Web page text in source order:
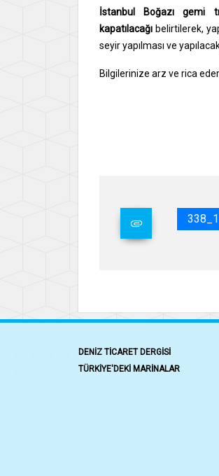
İstanbul Boğazı gemi
kapatılacağı belirtilerek,
seyir yapılması ve
Bilgilerinize arz ve rica
DENİZ TİCARET DERGİSİ
TÜRKİYE'DEKİ MARİNALAR